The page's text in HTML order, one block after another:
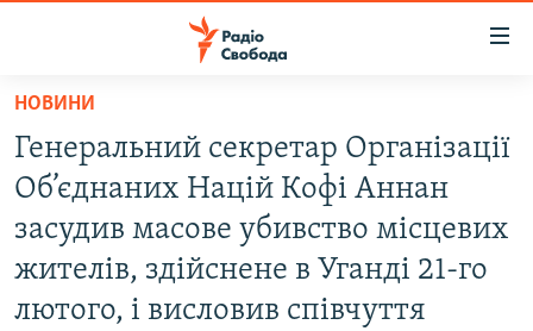
Перейти
основного
матеріалу
до
основної
навігації
ВСЕ ЗА ДОБУ
ПОЛІТИКА
РОСІЙСЬКА «ФІЛЬТРАЦІЯ»
НОВИНИ
Генеральний секретар Організації
Об’єднаних Націй Кофі Аннан
засудив масове убивство місцевих
жителів, здійснене в Уганді 21-го
лютого, і висловив співчуття